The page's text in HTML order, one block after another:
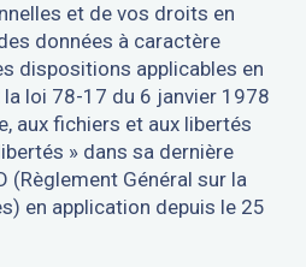
et de vos droits en
données à caractère
dispositions applicables en
loi 78-17 du 6 janvier 1978
aux fichiers et aux libertés
» dans sa dernière
(Règlement Général sur la
en application depuis le 25